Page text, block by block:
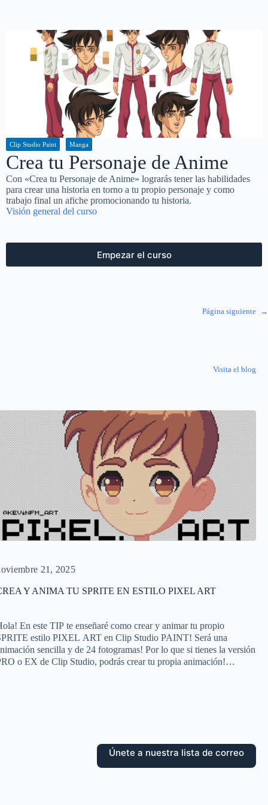
Clip Studio Paint Manga
Crea tu Personaje de Anime
Con «Crea tu Personaje de Anime» lograrás tener las habilidades
para crear una historia en torno a tu propio personaje y como
trabajo final un afiche promocionando tu historia.
Visión general del curso
Empezar el curso
Página siguiente →
Visita el blog
21, 2025
Y ANIMA TU SPRITE EN ESTILO PIXEL ART
En este TIP te enseñaré como crear y animar tu propio
estilo PIXEL ART en Clip Studio PAINT! Será una
sencilla y de 24 fotogramas! Por lo que si tienes la versión
o EX de Clip Studio, podrás crear tu propia animación!
Únete a nuestra lista de correo